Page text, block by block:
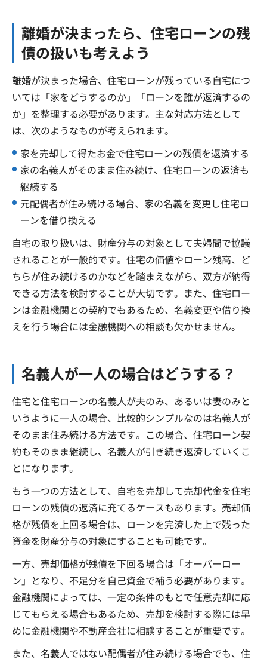
離婚が決まったら、住宅ローンの残
債の扱いも考えよう
離婚が決まった場合、住宅ローンが残っている自宅につ
いては「家をどうするのか」「ローンを誰が返済するの
か」を整理する必要があります。主な対応方法として
は、次のようなものが考えられます。
家を売却して得たお金で住宅ローンの残債を返済する
家の名義人がそのまま住み続け、住宅ローンの返済も
継続する
元配偶者が住み続ける場合、家の名義を変更し住宅ロ
ーンを借り換える
自宅の取り扱いは、財産分与の対象として夫婦間で協議
されることが一般的です。住宅の価値やローン残高、ど
ちらが住み続けるのかなどを踏まえながら、双方が納得
できる方法を検討することが大切です。また、住宅ロー
ンは金融機関との契約でもあるため、名義変更や借り換
えを行う場合には金融機関への相談も欠かせません。
名義人が一人の場合はどうする？
住宅と住宅ローンの名義人が夫のみ、あるいは妻のみと
いうように一人の場合、比較的シンプルなのは名義人が
そのまま住み続ける方法です。この場合、住宅ローン契
約もそのまま継続し、名義人が引き続き返済していくこ
とになります。
もう一つの方法として、自宅を売却して売却代金を住宅
ローンの残債の返済に充てるケースもあります。売却価
格が残債を上回る場合は、ローンを完済した上で残った
資金を財産分与の対象にすることも可能です。
一方、売却価格が残債を下回る場合は「オーバーロー
ン」となり、不足分を自己資金で補う必要があります。
金融機関によっては、一定の条件のもとで任意売却に応
じてもらえる場合もあるため、売却を検討する際には早
めに金融機関や不動産会社に相談することが重要です。
また、名義人ではない配偶者が住み続ける場合でも、住